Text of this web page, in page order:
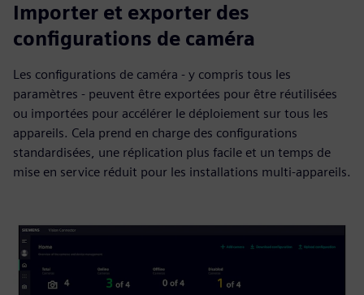
Importer et exporter des
configurations de caméra
Les configurations de caméra - y compris tous les
paramètres - peuvent être exportées pour être réutilisées
ou importées pour accélérer le déploiement sur tous les
appareils. Cela prend en charge des configurations
standardisées, une réplication plus facile et un temps de
mise en service réduit pour les installations multi-appareils.